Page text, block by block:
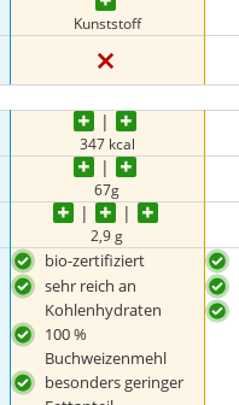
Kunststoff
347 kcal
67g
2,9 g
bio-zertifiziert
sehr reich an
Kohlenhydraten
100 %
Buchweizenmehl
besonders geringer